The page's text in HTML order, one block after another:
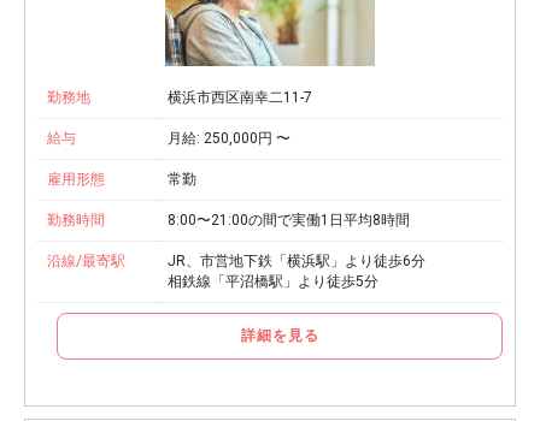
勤務地 横浜市西区南幸二11-7
給与 月給: 250,000円 〜
雇用形態 常勤
勤務時間 8:00〜21:00の間で実働1日平均8時間
沿線/最寄駅
JR、市営地下鉄「横浜駅」より徒歩6分
相鉄線「平沼橋駅」より徒歩5分
詳細を見る